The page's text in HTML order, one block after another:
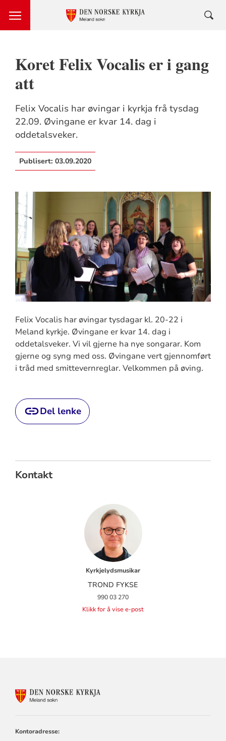
Koret Felix Vocalis er i gang
att
Felix Vocalis har øvingar i kyrkja frå tysdag
22.09. Øvingane er kvar 14. dag i
oddetalsveker.
Publisert: 03.09.2020
Felix Vocalis har øvingar tysdagar kl. 20-22 i
Meland kyrkje. Øvingane er kvar 14. dag i
oddetalsveker. Vi vil gjerne ha nye songarar. Kom
gjerne og syng med oss. Øvingane vert gjennomført
i tråd med smittevernreglar. Velkommen på øving.
Del lenke
Kontakt
Kyrkjelydsmusikar
TROND FYKSE
990 03 270
Klikk for å vise e-post
Kontoradresse: